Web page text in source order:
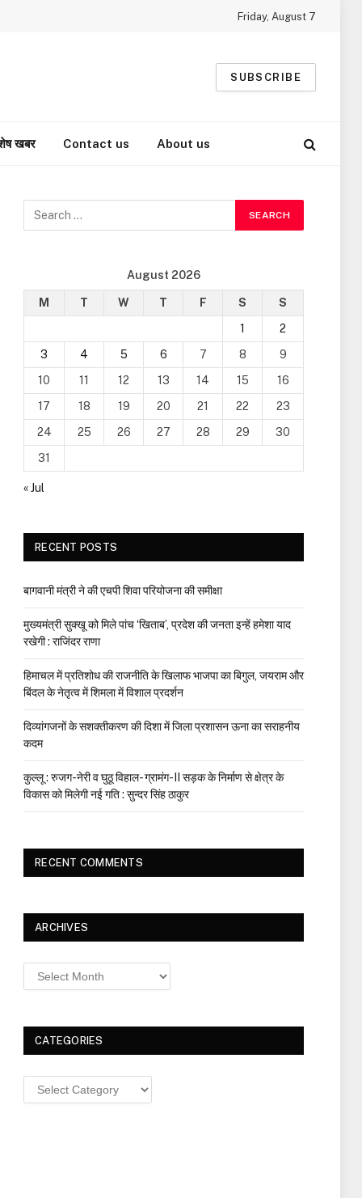
Friday, August 7
SUBSCRIBE
खबर Contact us About us
August 2026
M T W T F S
S
1
2
3
4 5 6 7 8
9
10
11 12 13 14 15
16
17
18 19 20 21 22
23
24
25 26 27 28 29
30
31
« Jul
RECENT POSTS
बागवानी मंत्री ने की एचपी शिवा परियोजना की समीक्षा
मुख्यमंत्री सुक्खू को मिले पांच ‘खिताब’, प्रदेश की जनता इन्हें हमेशा याद
रखेगी : राजिंदर राणा
हिमाचल में प्रतिशोध की राजनीति के खिलाफ भाजपा का बिगुल, जयराम और
बिंदल के नेतृत्व में शिमला में विशाल प्रदर्शन
दिव्यांगजनों के सशक्तीकरण की दिशा में जिला प्रशासन ऊना का सराहनीय
कदम
कुल्लू : रुजग-नेरी व घुठू विहाल- ग्रामंग-II सड़क के निर्माण से क्षेत्र के
विकास को मिलेगी नई गति : सुन्दर सिंह ठाकुर
RECENT COMMENTS
ARCHIVES
Archives
CATEGORIES
Categories